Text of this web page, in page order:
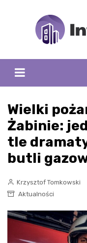
Wielki
Żabinie:
tle
butli
Krzysztof Tomkowski
Aktualności